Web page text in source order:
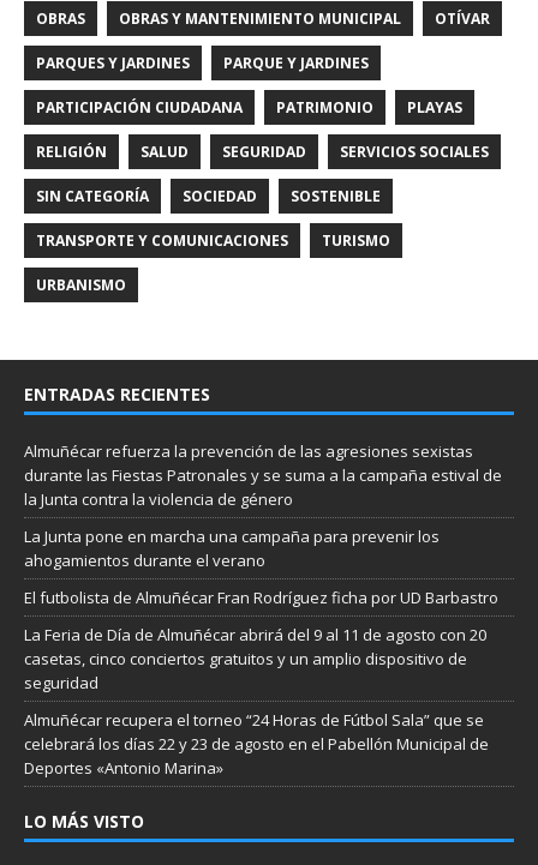
OBRAS OBRAS Y MANTENIMIENTO MUNICIPAL OTÍVAR
PARQUES Y JARDINES PARQUE Y JARDINES
PARTICIPACIÓN CIUDADANA PATRIMONIO PLAYAS
RELIGIÓN SALUD SEGURIDAD SERVICIOS SOCIALES
SIN CATEGORÍA SOCIEDAD SOSTENIBLE
TRANSPORTE Y COMUNICACIONES TURISMO
URBANISMO
ENTRADAS RECIENTES
Almuñécar refuerza la prevención de las agresiones sexistas
durante las Fiestas Patronales y se suma a la campaña estival de
la Junta contra la violencia de género
La Junta pone en marcha una campaña para prevenir los
ahogamientos durante el verano
El futbolista de Almuñécar Fran Rodríguez ficha por UD Barbastro
La Feria de Día de Almuñécar abrirá del 9 al 11 de agosto con 20
casetas, cinco conciertos gratuitos y un amplio dispositivo de
seguridad
Almuñécar recupera el torneo “24 Horas de Fútbol Sala” que se
celebrará los días 22 y 23 de agosto en el Pabellón Municipal de
Deportes «Antonio Marina»
LO MÁS VISTO